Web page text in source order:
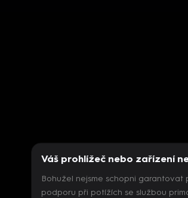
Váš prohlížeč nebo zařízení
Bohužel nejsme schopni
podporu při potížích se službou